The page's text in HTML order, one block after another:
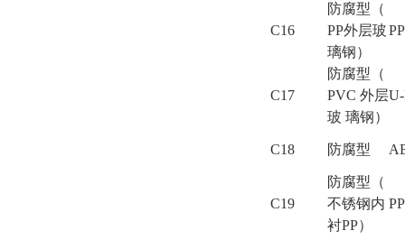
C16
防腐型（
PP外层玻
璃钢）
PP
C17
防腐型（
PVC 外层
玻 璃钢）
C18 防腐型
C19
防腐型（
不锈钢内
衬PP）
PP